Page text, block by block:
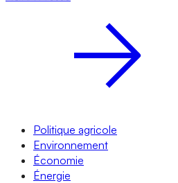
Politique agricole
Environnement
Économie
Énergie